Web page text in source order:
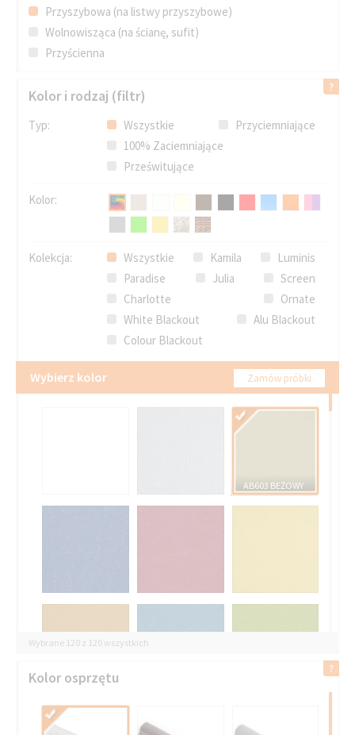
Przyszybowa (na listwy przyszybowe)
Wolnowisząca (na ścianę, sufit)
Przyścienna
Kolor i rodzaj (filtr)
Typ: Wszystkie
Przyciemniające
100% Zaciemniające
Prześwitujące
Kolor:
Kolekcja: Wszystkie Kamila
Luminis
Paradise
Julia
Screen
Charlotte
Ornate
White Blackout
Alu Blackout
Colour Blackout
Wybierz kolor Zamów próbki
AB603 BEŻOWY
Wybrane 120 z 120 wszystkich
Kolor osprzętu